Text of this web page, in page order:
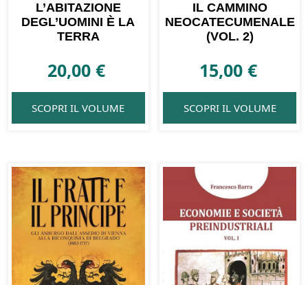
L’ABITAZIONE
DEGL’UOMINI È LA
TERRA
20,00€
SCOPRI IL VOLUME
IL CAMMINO
NEOCATECUMENALE
(VOL. 2)
15,00 €
SCOPRI IL VOLUME